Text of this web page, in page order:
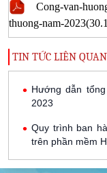
Cong-van-
thuong-nam-
TIN TỨC LIÊN QUAN
Hướng dẫn
2023
Quy trình ban
trên phần mềm